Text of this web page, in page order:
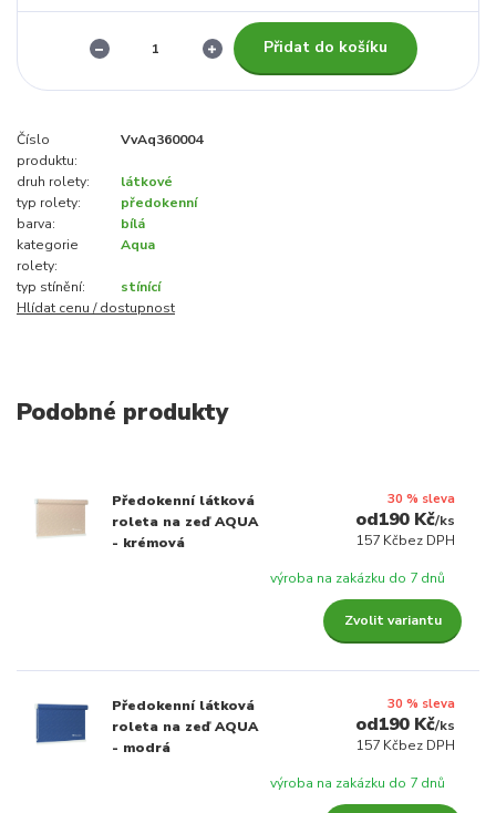
Přidat do košíku
Číslo
produktu:
VvAq360004
druh rolety:
látkové
typ rolety:
předokenní
barva:
bílá
kategorie
rolety:
Aqua
typ stínění:
stínící
Hlídat cenu / dostupnost
Podobné produkty
Předokenní látková
roleta na zeď AQUA
- krémová
30 % sleva
190 Kč/ks
157 Kčbez DPH
výroba na zakázku do 7 dnů
Zvolit variantu
Předokenní látková
roleta na zeď AQUA
- modrá
30 % sleva
190 Kč/ks
157 Kčbez DPH
výroba na zakázku do 7 dnů